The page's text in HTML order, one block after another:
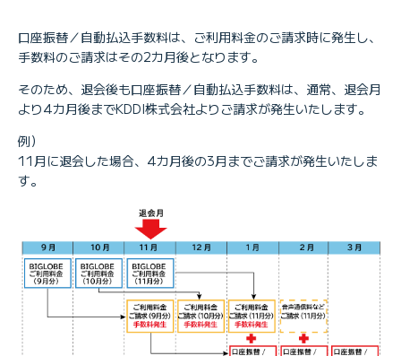
口座振替／自動払込手数料は、ご利用料金のご請求時に発生し、
手数料のご請求はその2カ月後となります。
そのため、退会後も口座振替／自動払込手数料は、通常、退会月
より4カ月後までKDDI株式会社よりご請求が発生いたします。
例）
11月に退会した場合、4カ月後の3月までご請求が発生いたしま
す。